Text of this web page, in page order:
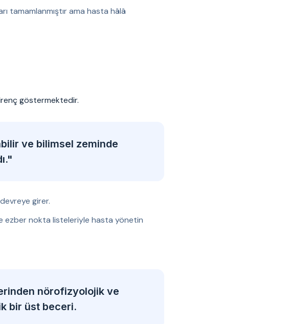
tamamlanmıştır ama hasta hâlâ
göstermektedir.
ve bilimsel zeminde
girer.
ezber nokta listeleriyle hasta yönetin
nörofizyolojik ve
bir üst beceri.